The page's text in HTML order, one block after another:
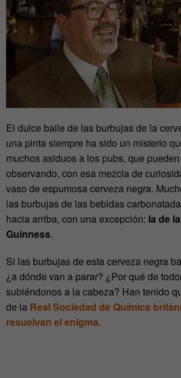
El dulce baile de las burbujas de la
una pinta siempre ha sido un misterio
muchos asiduos a los pubs, que
observando, con esa mezcla de
vaso de espumosa cerveza negra.
las burbujas de las bebidas
hacia arriba, con una excepción: la de
Guinness.
Si las burbujas de esta cerveza negra
¿a dónde van a parar? ¿Por qué de
subiéndonos a la cabeza? Han tenido
de la Real Sociedad de Química
resuelvan el enigma.